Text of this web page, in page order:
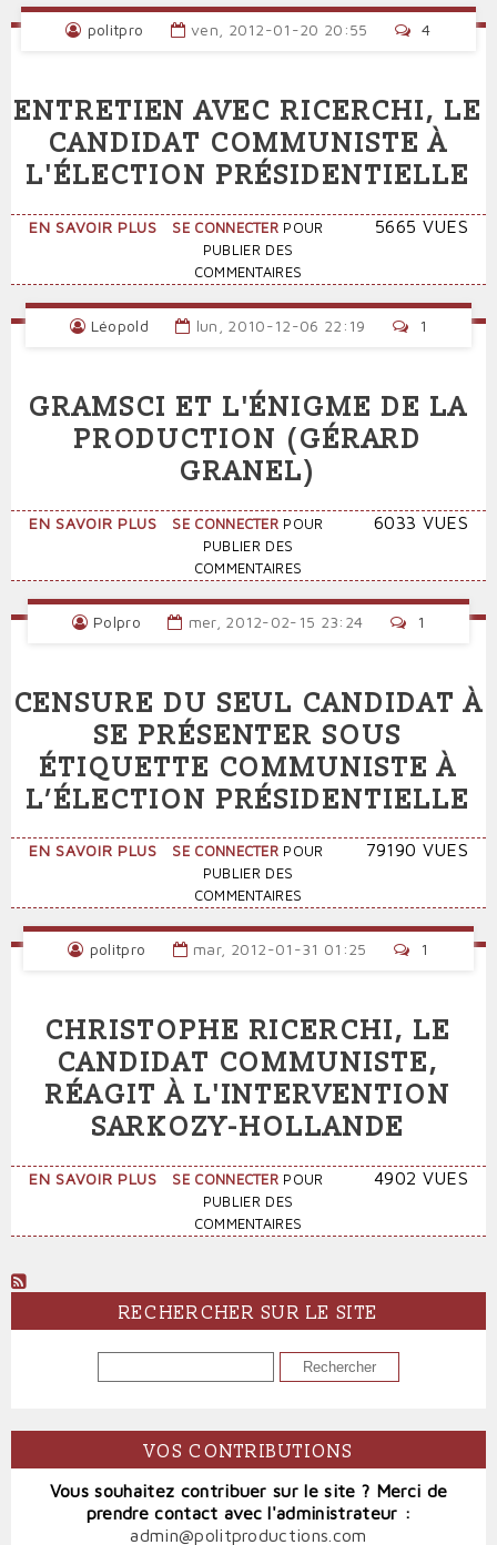
(RE)LIRE
«LE
politpro ven, 2012-01-20 20:55 4
ENTRETIEN AVEC RICERCHI, LE
CANDIDAT COMMUNISTE À
L'ÉLECTION PRÉSIDENTIELLE
EN SAVOIR PLUS SUR
ENTRETIEN
AVEC
LE
CANDIDAT
L'ÉLECTION
PRÉSIDENTIELLE
SE CONNECTER POUR
PUBLIER DES
COMMENTAIRES
5665 VUES
Léopold lun, 2010-12-06 22:19 1
GRAMSCI ET L'ÉNIGME DE LA
PRODUCTION (GÉRARD
GRANEL)
EN SAVOIR PLUS SUR
GRAMSCI
DE
LA
GRANEL)
SE CONNECTER POUR
PUBLIER DES
COMMENTAIRES
6033 VUES
Polpro mer, 2012-02-15 23:24 1
CENSURE DU SEUL CANDIDAT À
SE PRÉSENTER SOUS
ÉTIQUETTE COMMUNISTE À
L’ÉLECTION PRÉSIDENTIELLE
EN SAVOIR PLUS SUR
CENSURE
CANDIDAT
SOUS
ÉTIQUETTE
COMMUNISTE
À
L’ÉLECTION
PRÉSIDENTIELLE
SE CONNECTER POUR
PUBLIER DES
COMMENTAIRES
79190 VUES
politpro mar, 2012-01-31 01:25 1
CHRISTOPHE RICERCHI, LE
CANDIDAT COMMUNISTE,
RÉAGIT À L'INTERVENTION
SARKOZY-HOLLANDE
EN SAVOIR PLUS SUR
CHRISTOPHE
RICERCHI,
COMMUNISTE,
RÉAGIT
À
L'INTERVENTION
SARKOZY-
SE CONNECTER POUR
PUBLIER DES
COMMENTAIRES
4902 VUES
RECHERCHER SUR LE SITE
RECHERCHER
VOS CONTRIBUTIONS
Vous souhaitez contribuer sur le site ? Merci de
prendre contact avec l'administrateur :
admin@politproductions.com